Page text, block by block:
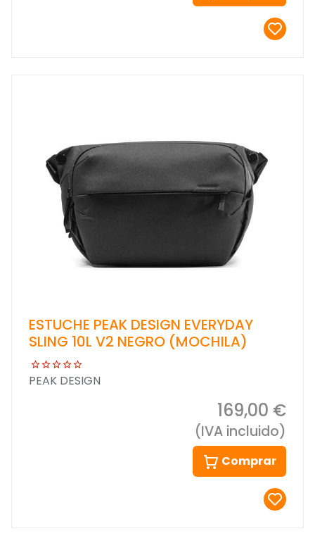
ESTUCHE PEAK DESIGN EVERYDAY
SLING 10L V2 NEGRO (MOCHILA)
PEAK DESIGN
169,00 €
(IVA incluido)
Comprar